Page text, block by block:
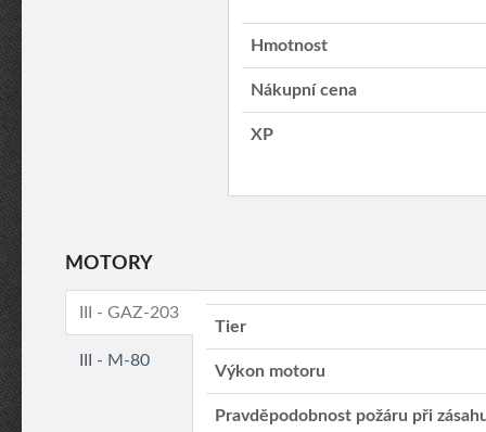
Hmotnost
Nákupní cena
XP
MOTORY
III - GAZ-203
III - M-80
Tier
Výkon motoru
Pravděpodobnost požáru při